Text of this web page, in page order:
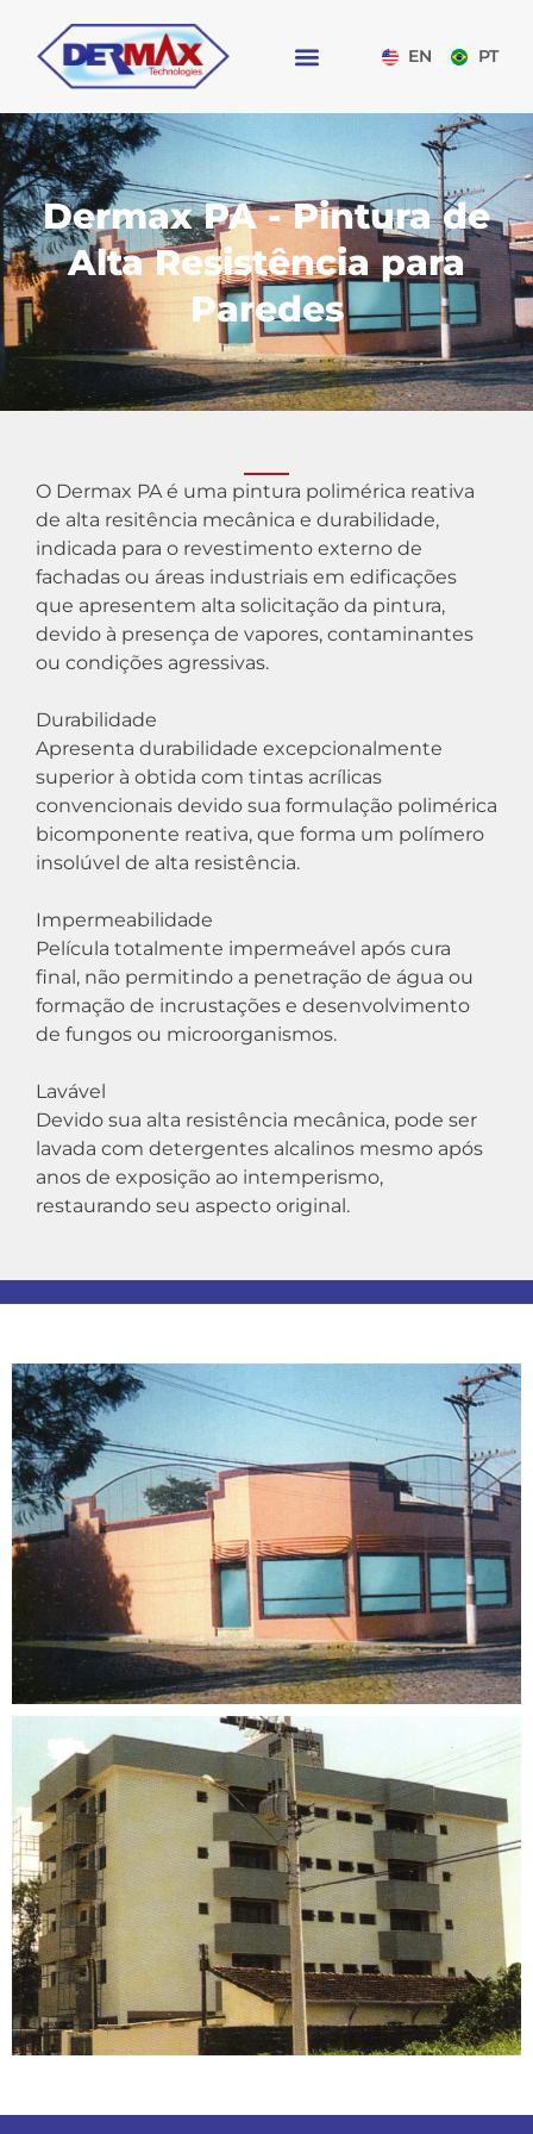
EN PT
Dermax PA - Pintura de
Alta Resistência para
Paredes
O Dermax PA é uma pintura polimérica reativa
de alta resitência mecânica e durabilidade,
indicada para o revestimento externo de
fachadas ou áreas industriais em edificações
que apresentem alta solicitação da pintura,
devido à presença de vapores, contaminantes
ou condições agressivas.
Durabilidade
Apresenta durabilidade excepcionalmente
superior à obtida com tintas acrílicas
convencionais devido sua formulação polimérica
bicomponente reativa, que forma um polímero
insolúvel de alta resistência.
Impermeabilidade
Película totalmente impermeável após cura
final, não permitindo a penetração de água ou
formação de incrustações e desenvolvimento
de fungos ou microorganismos.
Lavável
Devido sua alta resistência mecânica, pode ser
lavada com detergentes alcalinos mesmo após
anos de exposição ao intemperismo,
restaurando seu aspecto original.